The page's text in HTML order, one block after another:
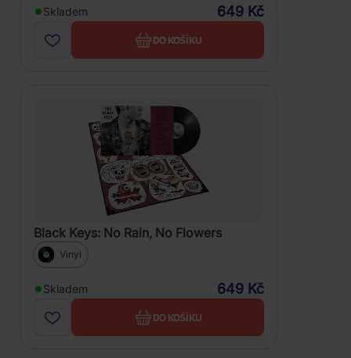
Skladem 649 Kč
DO KOŠÍKU
Black Keys: No Rain, No Flowers
Vinyl
Skladem 649 Kč
DO KOŠÍKU